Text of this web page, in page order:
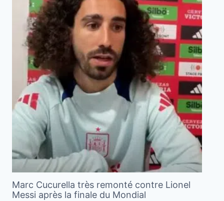
Marc Cucurella très remonté contre Lionel
Messi après la finale du Mondial